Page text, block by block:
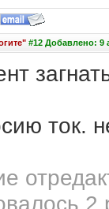
#12 Добавлено: 9
ток.
2